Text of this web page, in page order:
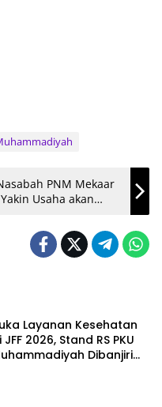
PNM Mekaar
Usaha akan
Layanan Kesehatan
JFF 2026, Stand RS PKU
Dibanjiri